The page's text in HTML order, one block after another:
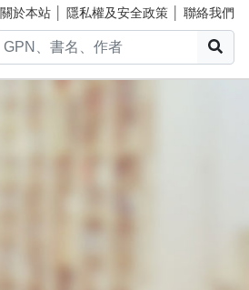
關於本站 隱私權及安全政策 聯絡我們